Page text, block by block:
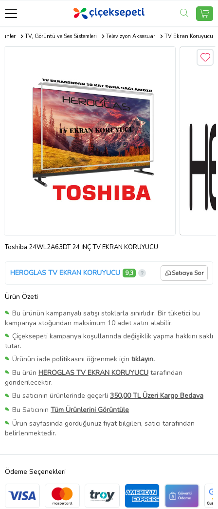
TV, Görüntü ve Ses Sistemleri Televizyon Aksesuar TV Ekran Koruyucu
Toshiba 24WL2A63DT 24 İNÇ TV EKRAN KORUYUCU
HEROGLAS TV EKRAN KORUYUCU 9,3 Satıcıya Sor
Ürün Özeti
Bu ürünün kampanyalı satışı stoklarla sınırlıdır. Bir tüketici bu
kampanya stoğundan maksimum 10 adet satın alabilir.
Çiçeksepeti kampanya koşullarında değişiklik yapma hakkını saklı
tutar.
Ürünün iade politikasını öğrenmek için tıklayın.
Bu ürün HEROGLAS TV EKRAN KORUYUCU tarafından
gönderilecektir.
Bu satıcının ürünlerinde geçerli 350,00 TL Üzeri Kargo Bedava
Bu Satıcının Tüm Ürünlerini Görüntüle
Ürün sayfasında gördüğünüz fiyat bilgileri, satıcı tarafından
belirlenmektedir.
Ödeme Seçenekleri